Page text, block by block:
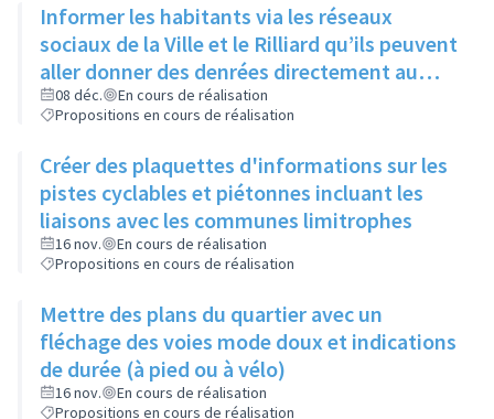
Informer les habitants via les réseaux
sociaux de la Ville et le Rilliard qu’ils peuvent
aller donner des denrées directement au
local des restos du cœur (au 1- 3 rue Jacques
Prévert), les lundis, mardis et mercredis
08 déc.
En cours de réalisation
Propositions en cours de réalisation
Créer des plaquettes d'informations sur les
pistes cyclables et piétonnes incluant les
liaisons avec les communes limitrophes
16 nov.
En cours de réalisation
Propositions en cours de réalisation
Mettre des plans du quartier avec un
fléchage des voies mode doux et indications
de durée (à pied ou à vélo)
16 nov.
En cours de réalisation
Propositions en cours de réalisation